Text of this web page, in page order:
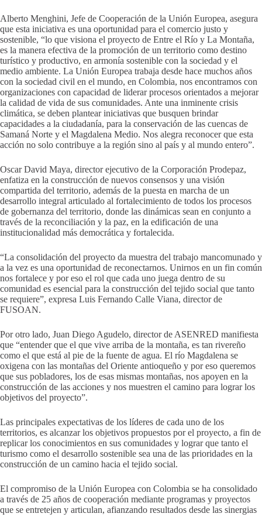
Alberto Menghini, Jefe de Cooperación de la Unión Europea, asegura
que esta iniciativa es una oportunidad para el comercio justo y
sostenible, “lo que visiona el proyecto de Entre el Río y La Montaña,
es la manera efectiva de la promoción de un territorio como destino
turístico y productivo, en armonía sostenible con la sociedad y el
medio ambiente. La Unión Europea trabaja desde hace muchos años
con la sociedad civil en el mundo, en Colombia, nos encontramos con
organizaciones con capacidad de liderar procesos orientados a mejorar
la calidad de vida de sus comunidades. Ante una inminente crisis
climática, se deben plantear iniciativas que busquen brindar
capacidades a la ciudadanía, para la conservación de las cuencas de
Samaná Norte y el Magdalena Medio. Nos alegra reconocer que esta
acción no solo contribuye a la región sino al país y al mundo entero”.
Oscar David Maya, director ejecutivo de la Corporación Prodepaz,
enfatiza en la construcción de nuevos consensos y una visión
compartida del territorio, además de la puesta en marcha de un
desarrollo integral articulado al fortalecimiento de todos los procesos
de gobernanza del territorio, donde las dinámicas sean en conjunto a
través de la reconciliación y la paz, en la edificación de una
institucionalidad más democrática y fortalecida.
“La consolidación del proyecto da muestra del trabajo mancomunado y
a la vez es una oportunidad de reconectarnos. Unirnos en un fin común
nos fortalece y por eso el rol que cada uno juega dentro de su
comunidad es esencial para la construcción del tejido social que tanto
se requiere”, expresa Luis Fernando Calle Viana, director de
FUSOAN.
Por otro lado, Juan Diego Agudelo, director de ASENRED manifiesta
que “entender que el que vive arriba de la montaña, es tan rivereño
como el que está al pie de la fuente de agua. El río Magdalena se
oxigena con las montañas del Oriente antioqueño y por eso queremos
que sus pobladores, los de esas mismas montañas, nos apoyen en la
construcción de las acciones y nos muestren el camino para lograr los
objetivos del proyecto”.
Las principales expectativas de los líderes de cada uno de los
territorios, es alcanzar los objetivos propuestos por el proyecto, a fin de
replicar los conocimientos en sus comunidades y lograr que tanto el
turismo como el desarrollo sostenible sea una de las prioridades en la
construcción de un camino hacia el tejido social.
El compromiso de la Unión Europea con Colombia se ha consolidado
a través de 25 años de cooperación mediante programas y proyectos
que se entretejen y articulan, afianzando resultados desde las sinergias